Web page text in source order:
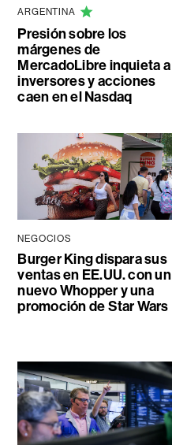
ARGENTINA
Presión sobre los
márgenes de
MercadoLibre inquieta a
inversores y acciones
caen en el Nasdaq
NEGOCIOS
Burger King dispara sus
ventas en EE.UU. con un
nuevo Whopper y una
promoción de Star Wars